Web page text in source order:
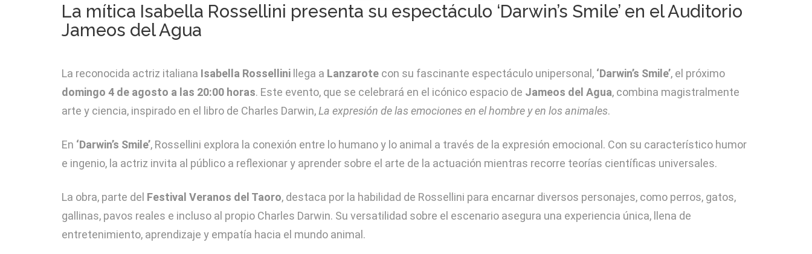
La mítica Isabella Rossellini presenta su espectáculo ‘Darwin’s Smile’ en el Auditorio
Jameos del Agua
La reconocida actriz italiana Isabella Rossellini llega a Lanzarote con su fascinante espectáculo unipersonal, ‘Darwin’s Smile’, el próximo
domingo 4 de agosto a las 20:00 horas. Este evento, que se celebrará en el icónico espacio de Jameos del Agua, combina magistralmente
arte y ciencia, inspirado en el libro de Charles Darwin,La expresión de las emociones en el hombre y en los animales.
En ‘Darwin’s Smile’, Rossellini explora la conexión entre lo humano y lo animal a través de la expresión emocional. Con su característico humor
e ingenio, la actriz invita al público a reflexionar y aprender sobre el arte de la actuación mientras recorre teorías científicas universales.
La obra, parte del Festival Veranos del Taoro, destaca por la habilidad de Rossellini para encarnar diversos personajes, como perros, gatos,
gallinas, pavos reales e incluso al propio Charles Darwin. Su versatilidad sobre el escenario asegura una experiencia única, llena de
entretenimiento, aprendizaje y empatía hacia el mundo animal.